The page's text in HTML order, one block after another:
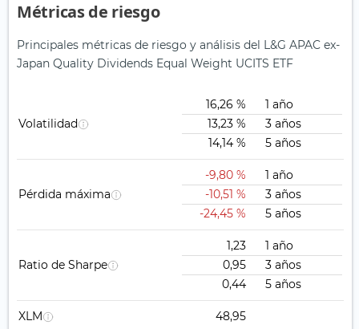
Métricas de riesgo
Principales métricas de riesgo y análisis del L&G APAC ex-
Japan Quality Dividends Equal Weight UCITS ETF
Volatilidad
16,26 %
1 año
13,23 %
3 años
14,14 %
5 años
Pérdida máxima
-9,80 %
1 año
-10,51 %
3 años
-24,45 %
5 años
Ratio de Sharpe
1,23
1 año
0,95
3 años
0,44
5 años
XLM 48,95